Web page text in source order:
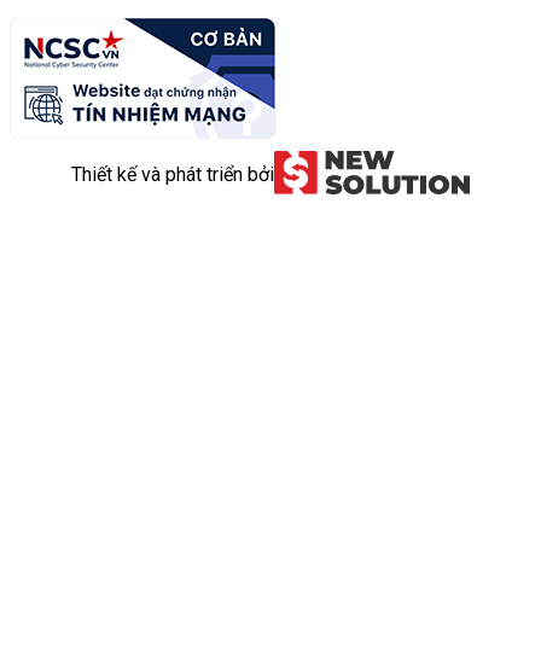
Thiết kế và phát triển bởi